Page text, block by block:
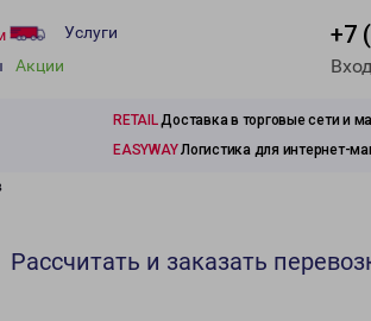
Услуги
Акции
+7
RETAILДоставка в торговые сети и
EASYWAYЛогистика для интернет-
Рассчитать и заказать